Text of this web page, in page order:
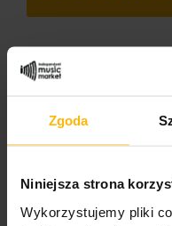
Zgoda
Niniejsza strona
Wykorzystujemy pliki
SZCZEGÓŁY
Nazwa zespołu